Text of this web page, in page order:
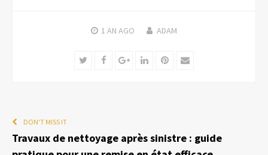
1 AN AGO ADAM
TwitterFacebookGoogle+LinkedInPinterest
Email
DON'T MISS IT
Travaux de nettoyage après sinistre : guide